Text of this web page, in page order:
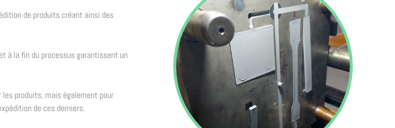
de produits créant ainsi des
à la fin du processus garantissent un
produits, mais également pour
de ces derniers.